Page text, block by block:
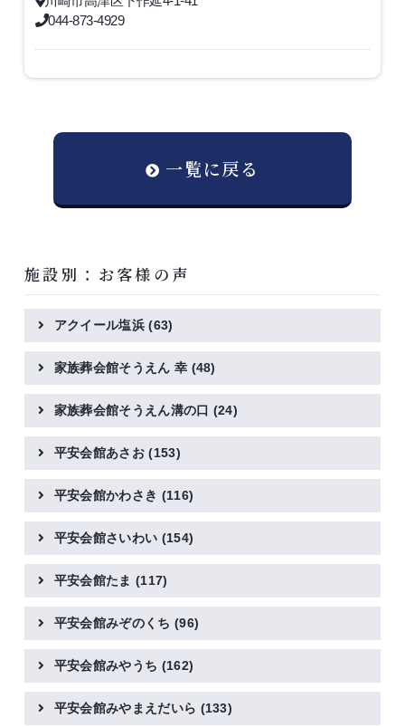
044-873-4929
一覧に戻る
施設別：お客様の声
アクイール塩浜(63)
家族葬会館そうえん 幸 (48)
家族葬会館そうえん溝の口 (24)
平安会館あさお(153)
平安会館かわさき (116)
平安会館さいわい (154)
平安会館たま(117)
平安会館みぞのくち (96)
平安会館みやうち (162)
平安会館みやまえだいら (133)